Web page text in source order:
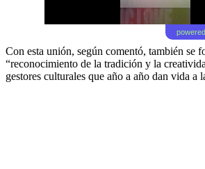
Con esta unión, según comentó, también se
“reconocimiento de la tradición y la
gestores culturales que año a año dan vida a